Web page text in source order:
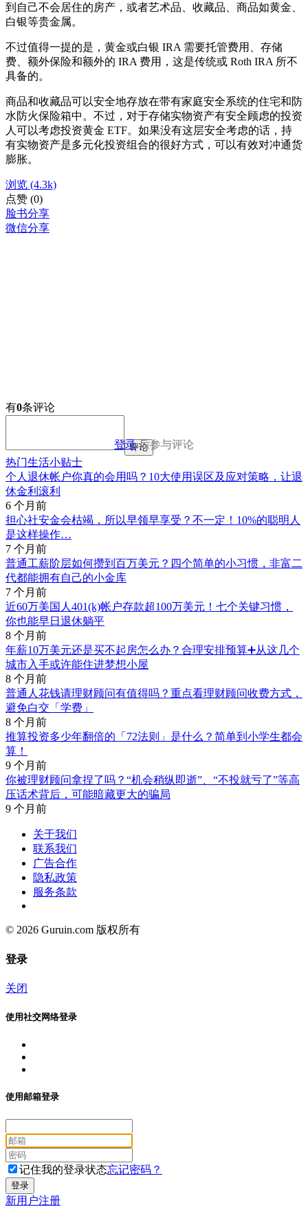
到自己不会居住的房产，或者艺术品、收藏品、商品如黄金、
白银等贵金属。
不过值得一提的是，黄金或白银 IRA 需要托管费用、存储
费、额外保险和额外的 IRA 费用，这是传统或 Roth IRA 所不
具备的。
商品和收藏品可以安全地存放在带有家庭安全系统的住宅和防
水防火保险箱中。不过，对于存储实物资产有安全顾虑的投资
人可以考虑投资黄金 ETF。如果没有这层安全考虑的话，持
有实物资产是多元化投资组合的很好方式，可以有效对冲通货
膨胀。
浏览 (4.3k)
点赞 (0)
脸书分享
微信分享
有0条评论
登录后参与评论
评论
热门生活小贴士
个人退休帐户你真的会用吗？10大使用误区及应对策略，让退
休金利滚利
6 个月前
担心社安金会枯竭，所以早领早享受？不一定！10%的聪明人
是这样操作…
7 个月前
普通工薪阶层如何攒到百万美元？四个简单的小习惯，非富二
代都能拥有自己的小金库
7 个月前
近60万美国人401(k)帐户存款超100万美元！七个关键习惯，
你也能早日退休躺平
8 个月前
年薪10万美元还是买不起房怎么办？合理安排预算➕从这几个
城市入手或许能住进梦想小屋
8 个月前
普通人花钱请理财顾问有值得吗？重点看理财顾问收费方式，
避免白交「学费」
8 个月前
推算投资多少年翻倍的「72法则」是什么？简单到小学生都会
算！
9 个月前
你被理财顾问拿捏了吗？“机会稍纵即逝”、“不投就亏了”等高
压话术背后，可能暗藏更大的骗局
9 个月前
关于我们
联系我们
广告合作
隐私政策
服务条款
© 2026 Guruin.com 版权所有
登录
关闭
使用社交网络登录
使用邮箱登录
记住我的登录状态忘记密码？
新用户注册